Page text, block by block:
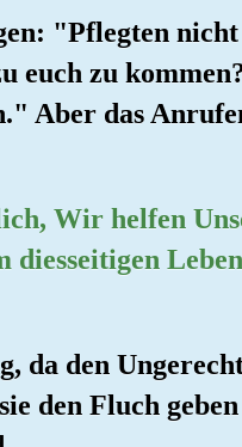
"Pflegten
euch zu
Aber das
Wir helfen
diesseitigen
da den
den Fluch